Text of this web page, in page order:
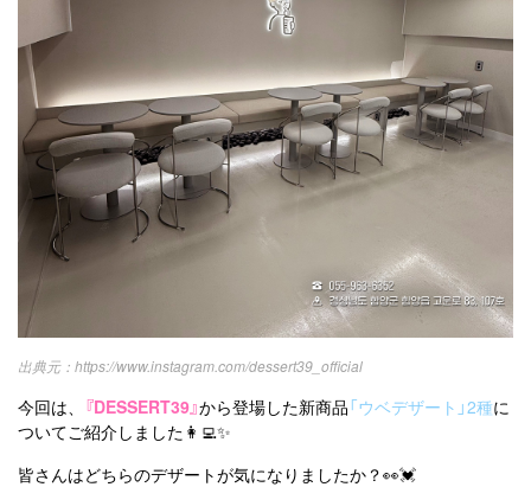
https://www.instagram.com/dessert39_official
今回は、 『DESSERT39』から登場した新商品「ウベデザート」2種に
ついてご紹介しました👩‍💻✨
皆さんはどちらのデザートが気になりましたか？👀💓